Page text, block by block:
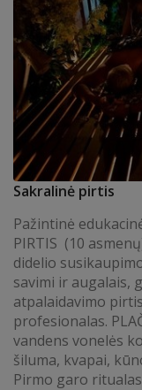
Sakralinė pirtis
Pažintinė
PIRTIS (10
didelio
savimi ir augalais,
atpalaidavimo
profesionalas.
vandens vonelės
šiluma, kvapai,
Pirmo garo